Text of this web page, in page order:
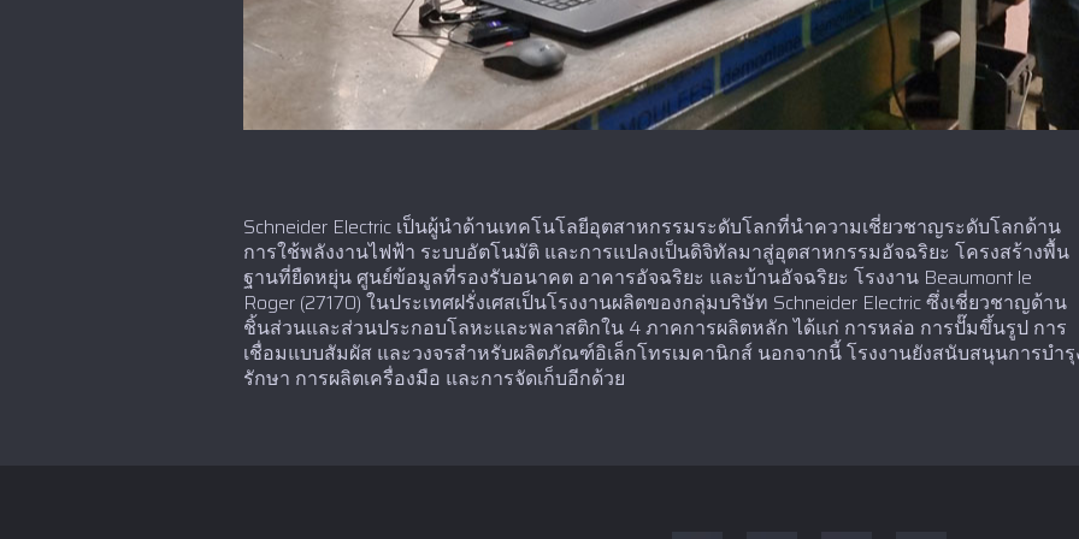
Schneider Electric เป็นผู้นำด้านเทคโนโลยีอุตสาหกรรมระดับโลกที่นำความเชี่ยวชาญระดับโลกด้าน
การใช้พลังงานไฟฟ้า ระบบอัตโนมัติ และการแปลงเป็นดิจิทัลมาสู่อุตสาหกรรมอัจฉริยะ โครงสร้างพื้น
ฐานที่ยืดหยุ่น ศูนย์ข้อมูลที่รองรับอนาคต อาคารอัจฉริยะ และบ้านอัจฉริยะ โรงงาน Beaumont le
Roger (27170) ในประเทศฝรั่งเศสเป็นโรงงานผลิตของกลุ่มบริษัท Schneider Electric ซึ่งเชี่ยวชาญด้าน
ชิ้นส่วนและส่วนประกอบโลหะและพลาสติกใน 4 ภาคการผลิตหลัก ได้แก่ การหล่อ การปั๊มขึ้นรูป การ
เชื่อมแบบสัมผัส และวงจรสำหรับผลิตภัณฑ์อิเล็กโทรเมคานิกส์ นอกจากนี้ โรงงานยังสนับสนุนการบำรุ
รักษา การผลิตเครื่องมือ และการจัดเก็บอีกด้วย